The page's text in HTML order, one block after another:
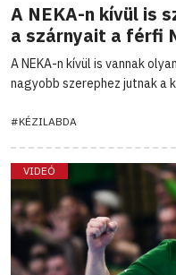
A NEKA-n kívül is
a szárnyait a férfi
A NEKA-n kívül is vannak
nagyobb szerephez jutnak a
#KÉZILABDA
VIDEÓ